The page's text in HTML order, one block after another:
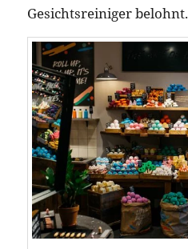
Gesichtsreiniger belohnt.